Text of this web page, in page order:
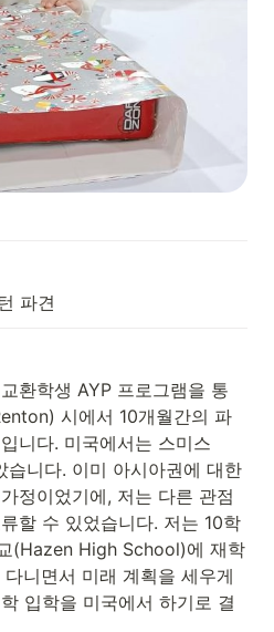
파견
환학생 AYP 프로그램을 통
시에서 10개월간의 파
니다. 미국에서는 스미스
니다. 이미 아시아권에 대한
정이었기에, 저는 다른 관점
할 수 있었습니다. 저는 10학
(Hazen High School)에 재학
니면서 미래 계획을 세우게
입학을 미국에서 하기로 결